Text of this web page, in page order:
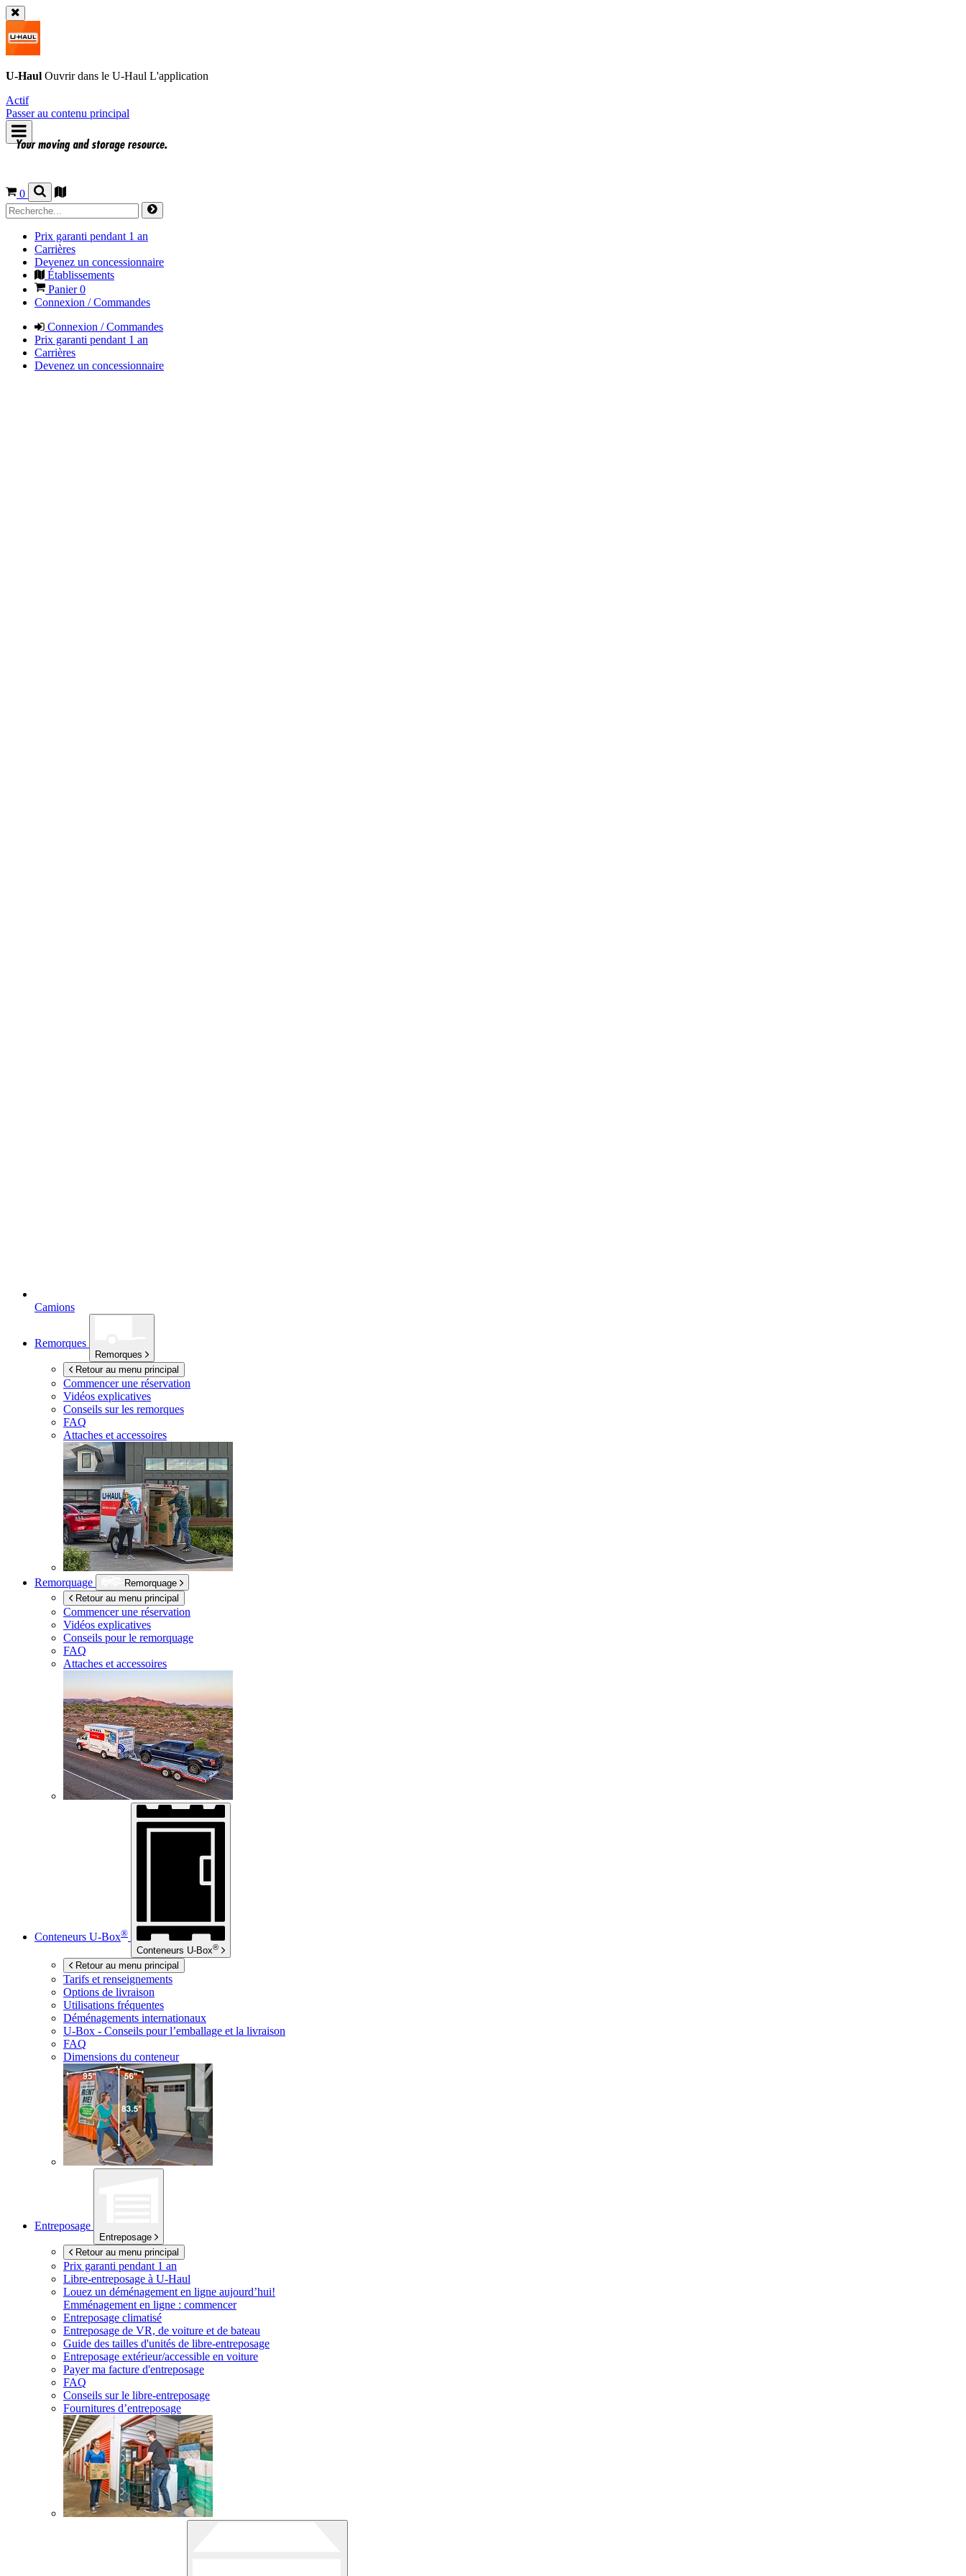
U-Haul Ouvrir dans le U-Haul L'application
Actif
Passer au contenu principal
0
Prix garanti pendant 1 an
Carrières
Devenez un concessionnaire
Établissements
Panier0
Connexion / Commandes
Connexion / Commandes
Prix garanti pendant 1 an
Carrières
Devenez un concessionnaire
Camions
Remorques
Remorques
Retour au menu principal
Commencer une réservation
Vidéos explicatives
Conseils sur les remorques
FAQ
Attaches et accessoires
Remorquage
Remorquage
Retour au menu principal
Commencer une réservation
Vidéos explicatives
Conseils pour le remorquage
FAQ
Attaches et accessoires
Conteneurs U-Box®
Conteneurs U-Box®
Retour au menu principal
Tarifs et renseignements
Options de livraison
Utilisations fréquentes
Déménagements internationaux
U-Box - Conseils pour l’emballage et la livraison
FAQ
Dimensions du conteneur
Entreposage
Entreposage
Retour au menu principal
Prix garanti pendant 1 an
Libre-entreposage à U-Haul
Louez un déménagement en ligne aujourd’hui!
Emménagement en ligne : commencer
Entreposage climatisé
Entreposage de VR, de voiture et de bateau
Guide des tailles d'unités de libre-entreposage
Entreposage extérieur/accessible en voiture
Payer ma facture d'entreposage
FAQ
Conseils sur le libre-entreposage
Fournitures d’entreposage